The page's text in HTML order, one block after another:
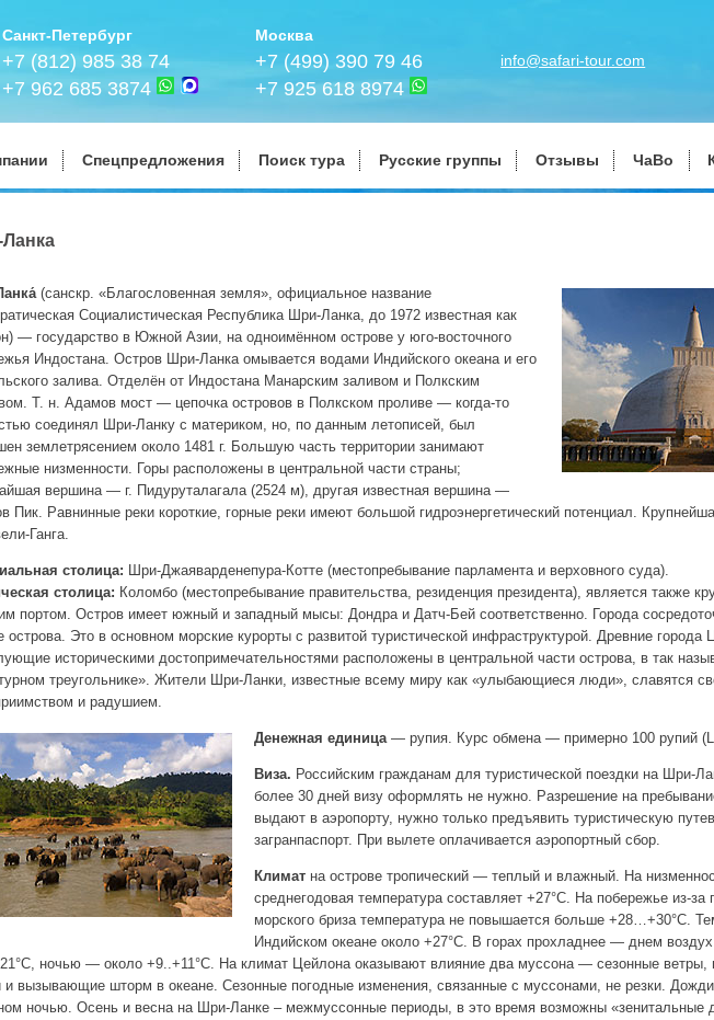
Санкт-Петербург
+7 (812) 985 38 74
+7 962 685 3874
Москва
+7 (499) 390 79 46
+7 925 618 8974
info@safari-tour.com
Спецпредложения Поиск тура Русские группы Отзывы ЧаВо
(санскр. «Благословенная земля», официальное название
Социалистическая Республика Шри-Ланка, до 1972 известная как
— государство в Южной Азии, на одноимённом острове у юго-восточного
Индостана. Остров Шри-Ланка омывается водами Индийского океана и его
залива. Отделён от Индостана Манарским заливом и Полкским
Т. н. Адамов мост — цепочка островов в Полкском проливе — когда-то
соединял Шри-Ланку с материком, но, по данным летописей, был
землетрясением около 1481 г. Большую часть территории занимают
низменности. Горы расположены в центральной части страны;
вершина — г. Пидуруталагала (2524 м), другая известная вершина —
Пик. Равнинные реки короткие, горные реки имеют большой гидроэнергетический потенциал.
Ганга.
столица: Шри-Джаяварденепура-Котте (местопребывание парламента и верховного суда).
столица: Коломбо (местопребывание правительства, резиденция президента), является также
портом. Остров имеет южный и западный мысы: Дондра и Датч-Бей соответственно. Города
острова. Это в основном морские курорты с развитой туристической инфраструктурой. Древние города
историческими достопримечательностями расположены в центральной части острова, в так
треугольнике». Жители Шри-Ланки, известные всему миру как «улыбающиеся люди», славятся
и радушием.
Денежная единица— рупия. Курс обмена — примерно 100 рупий
Виза. Российским гражданам для туристической поездки на Шри-
более 30 дней визу оформлять не нужно. Разрешение на
выдают в аэропорту, нужно только предъявить туристическую
загранпаспорт. При вылете оплачивается аэропортный сбор.
Климат на острове тропический — теплый и влажный. На
среднегодовая температура составляет +27°C. На побережье из-за
морского бриза температура не повышается больше +28…+30°C.
Индийском океане около +27°C. В горах прохладнее — днем воздух
ночью — около +9..+11°C. На климат Цейлона оказывают влияние два муссона — сезонные ветры,
вызывающие шторм в океане. Сезонные погодные изменения, связанные с муссонами, не резки.
ночью. Осень и весна на Шри-Ланке – межмуссонные периоды, в это время возможны «зенитальные